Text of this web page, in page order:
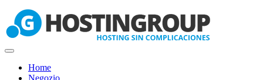
Attiva
Navigazione
Home
Negozio